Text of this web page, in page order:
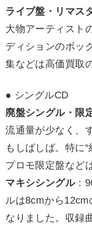
ライブ盤・リマス
大物アーティスト
ディションのボッ
集などは高価買取
● シングルCD
廃盤シングル・限
流通量が少なく、
もしばしば。特に
プロモ限定盤など
マキシシングル：
ルは8cmから12cm
なりました。収録